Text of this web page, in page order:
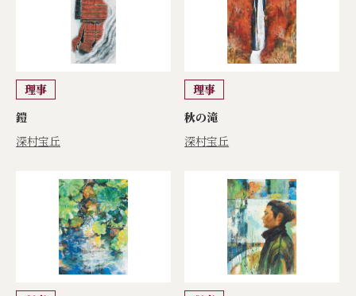
理事
鎧
深村宝丘
理事
秋の滝
深村宝丘